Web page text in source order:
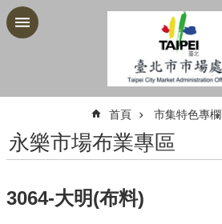
跳到主要內容區塊
首頁 市集特色專欄
永樂市場布業專區
3064-大明(布料)